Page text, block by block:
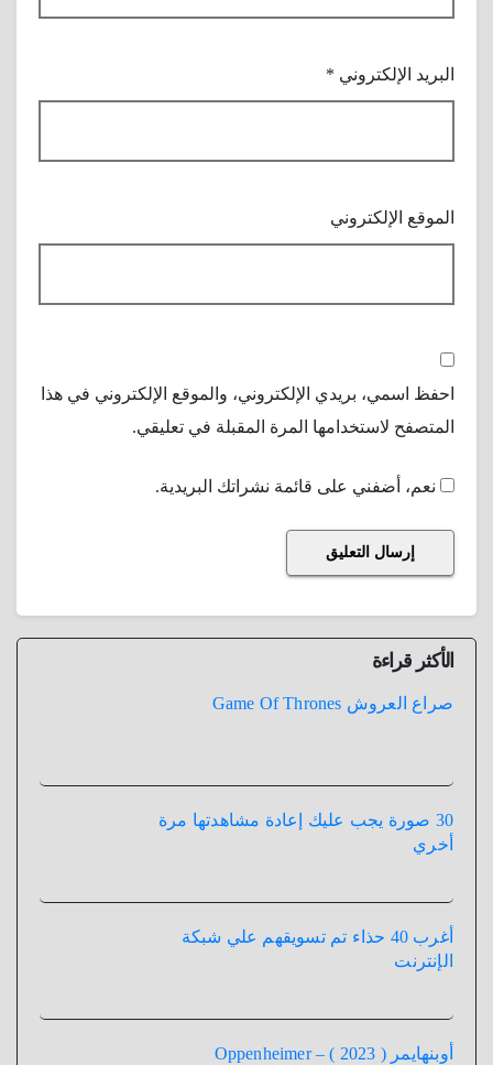
البريد الإلكتروني *
الموقع الإلكتروني
احفظ اسمي، بريدي الإلكتروني، والموقع الإلكتروني في هذا
المتصفح لاستخدامها المرة المقبلة في تعليقي.
نعم، أضفني على قائمة نشراتك البريدية.
الأكثر قراءة
صراع العروش Game Of Thrones
30 صورة يجب عليك إعادة مشاهدتها مرة
أخري
أغرب 40 حذاء تم تسويقهم علي شبكة
الإنترنت
أوبنهايمر ( 2023 ) – Oppenheimer